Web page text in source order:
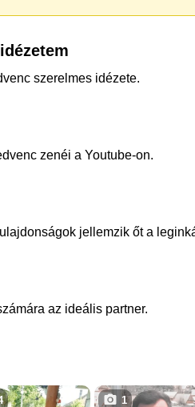
szerelmes idézete.
zenéi a Youtube-on.
jellemzik őt a
az ideális partner.
1